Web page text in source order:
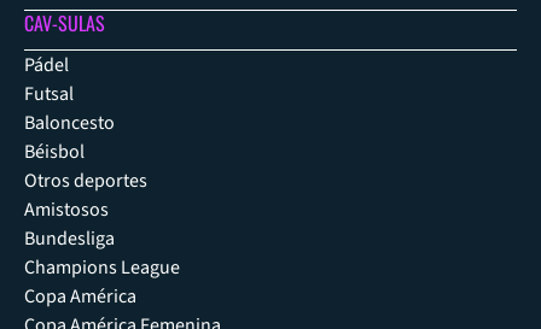
CAV-SULAS
Pádel
Futsal
Baloncesto
Béisbol
Otros deportes
Amistosos
Bundesliga
Champions League
Copa América